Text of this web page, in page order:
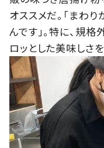
オススメだ。「まわ
んです」。特に、規
ロッとした美味しさ